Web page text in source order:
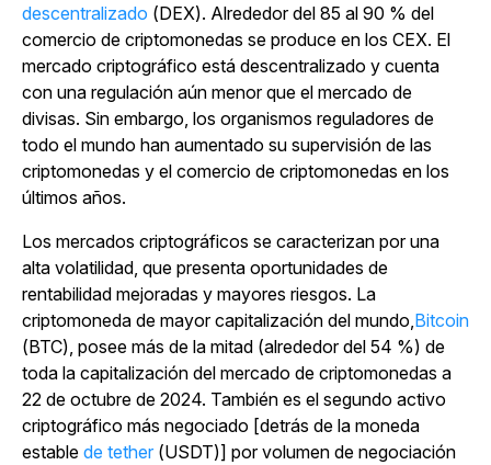
descentralizado (DEX). Alrededor del 85 al 90 % del
comercio de criptomonedas se produce en los CEX. El
mercado criptográfico está descentralizado y cuenta
con una regulación aún menor que el mercado de
divisas. Sin embargo, los organismos reguladores de
todo el mundo han aumentado su supervisión de las
criptomonedas y el comercio de criptomonedas en los
últimos años.
Los mercados criptográficos se caracterizan por una
alta volatilidad, que presenta oportunidades de
rentabilidad mejoradas y mayores riesgos. La
criptomoneda de mayor capitalización del mundo,Bitcoin
(BTC), posee más de la mitad (alrededor del 54 %) de
toda la capitalización del mercado de criptomonedas a
22 de octubre de 2024. También es el segundo activo
criptográfico más negociado [detrás de la moneda
estable de tether (USDT)] por volumen de negociación